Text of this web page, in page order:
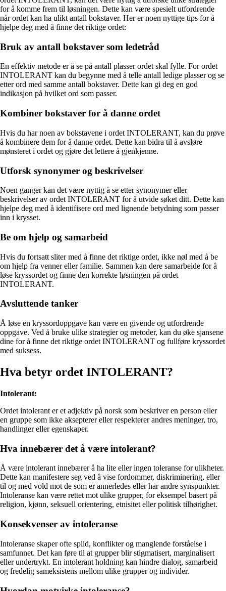
for å komme frem til løsningen. Dette kan være spesielt utfordrende
når ordet kan ha ulikt antall bokstaver. Her er noen nyttige tips for å
hjelpe deg med å finne det riktige ordet:
Bruk av antall bokstaver som ledetråd
En effektiv metode er å se på antall plasser ordet skal fylle. For ordet
INTOLERANT kan du begynne med å telle antall ledige plasser og se
etter ord med samme antall bokstaver. Dette kan gi deg en god
indikasjon på hvilket ord som passer.
Kombiner bokstaver for å danne ordet
Hvis du har noen av bokstavene i ordet INTOLERANT, kan du prøve
å kombinere dem for å danne ordet. Dette kan bidra til å avsløre
mønsteret i ordet og gjøre det lettere å gjenkjenne.
Utforsk synonymer og beskrivelser
Noen ganger kan det være nyttig å se etter synonymer eller
beskrivelser av ordet INTOLERANT for å utvide søket ditt. Dette kan
hjelpe deg med å identifisere ord med lignende betydning som passer
inn i krysset.
Be om hjelp og samarbeid
Hvis du fortsatt sliter med å finne det riktige ordet, ikke nøl med å be
om hjelp fra venner eller familie. Sammen kan dere samarbeide for å
løse kryssordet og finne den korrekte løsningen på ordet
INTOLERANT.
Avsluttende tanker
Å løse en kryssordoppgave kan være en givende og utfordrende
oppgave. Ved å bruke ulike strategier og metoder, kan du øke sjansene
dine for å finne det riktige ordet INTOLERANT og fullføre kryssordet
med suksess.
Hva betyr ordet INTOLERANT?
Intolerant:
Ordet intolerant er et adjektiv på norsk som beskriver en person eller
en gruppe som ikke aksepterer eller respekterer andres meninger, tro,
handlinger eller egenskaper.
Hva innebærer det å være intolerant?
Å være intolerant innebærer å ha lite eller ingen toleranse for ulikheter.
Dette kan manifestere seg ved å vise fordommer, diskriminering, eller
til og med vold mot de som er annerledes eller har andre synspunkter.
Intoleranse kan være rettet mot ulike grupper, for eksempel basert på
religion, kjønn, seksuell orientering, etnisitet eller politisk tilhørighet.
Konsekvenser av intoleranse
Intoleranse skaper ofte splid, konflikter og manglende forståelse i
samfunnet. Det kan føre til at grupper blir stigmatisert, marginalisert
eller undertrykt. En intolerant holdning kan hindre dialog, samarbeid
og fredelig sameksistens mellom ulike grupper og individer.